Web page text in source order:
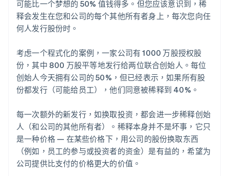
可能比一个梦想的 50% 值钱得多。但您应该意识到，稀
释会发生在您和公司的每个其他所有者身上，每次您向任
何人发行股份时。
考虑一个程式化的案例，一家公司有 1000 万股授权股
份，其中 800 万股平等地发行给两位联合创始人。每位
创始人今天拥有公司的 50%，但已经表示，如果所有股
份都发行（可能给员工），他们同意被稀释到 40%。
每一次额外的新发行，如换取投资，都会进一步稀释创始
人（和公司的其他所有者）。稀释本身并不是坏事，它只
是一种价格 — 在某些价格下，用公司的股份换取东西
（例如，员工的参与或投资者的资金）是有益的，希望为
公司提供比支付的价格更大的价值。